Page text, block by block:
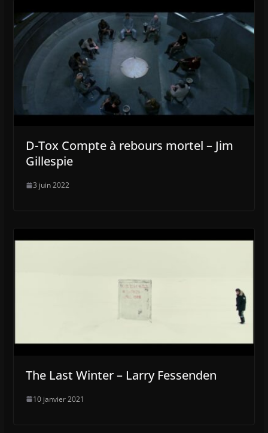
D-Tox Compte à rebours mortel – Jim
Gillespie
3 juin 2022
The Last Winter – Larry Fessenden
10 janvier 2021